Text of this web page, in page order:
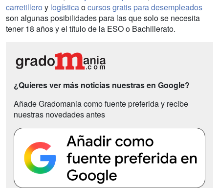
carretillero y logísticaocursos gratis para desempleados
son algunas posibilidades para las que solo se necesita
tener 18 años y el título de la ESO o Bachillerato.
¿Quieres ver más noticias nuestras en Google?
Añade Gradomania como fuente preferida y recibe
nuestras novedades antes